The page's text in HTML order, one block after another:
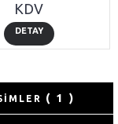
KDV
DETAY
( 1 )